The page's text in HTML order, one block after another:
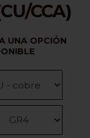
CCA)
UNA OPCIÓN